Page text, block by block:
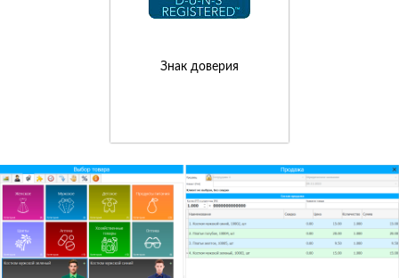
Знак доверия